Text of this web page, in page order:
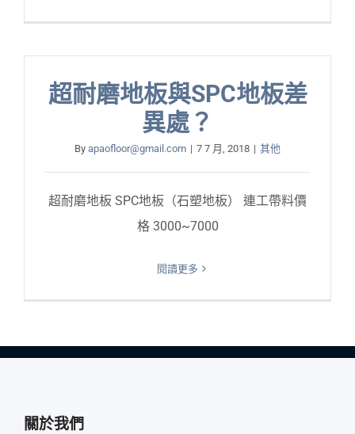
超耐磨地板與SPC地板差
異處？
By apaofloor@gmail.com | 7 7 月, 2018 | 其他
超耐磨地板 SPC地板（石塑地板） 連工帶料價
格 3000~7000
閱讀更多
關於我們